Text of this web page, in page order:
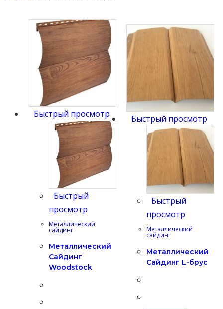
Быстрый просмотр
Быстрый
просмотр
Металлический
сайдинг
Металлический
Сайдинг
Woodstock
Быстрый просмотр
Быстрый
просмотр
Металлический
сайдинг
Металлический
Сайдинг L-брус